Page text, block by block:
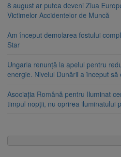
8 august ar putea deveni Ziua
Victimelor Accidentelor de Muncă
Am început demolarea fostului
Star
Ungaria renunță la apelul pentru
energie. Nivelul Dunării a început să
Asociația Română pentru Iluminat
timpul nopții, nu oprirea iluminatului